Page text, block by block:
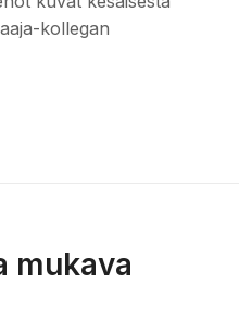
kollegan
mukava